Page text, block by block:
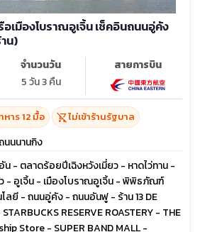
อเมืองโบราณอูเจิ้น เช็คอินถนนอู่คัง
น)
จำนวนวัน
5 วัน 3 คืน
สายการบิน
หาร 12 มื้อ shopping_cart_offไม่เข้าร้านรัฐบาล
นนนานกิง
น - ตลาดร้อยปีเฉิงหวังเมี่ยว - หาดไว่ทาน -
- อูเจิ้น - เมืองโบราณอูเจิ้น - พิพิธภัณฑ์
ลยี - ถนนอู่คัง - ถนนอันฟู - ร้าน 13 DE
RESERVE ROASTERY - THE
Store - SUPER BAND MALL -